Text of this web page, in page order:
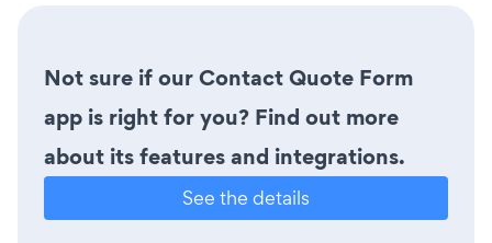
Not sure if our Contact Quote Form
app is right for you? Find out more
about its features and integrations.
See the details